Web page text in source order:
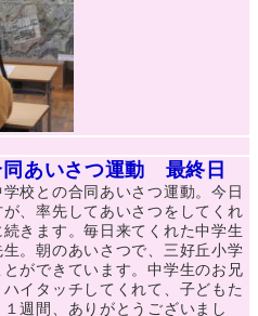
あいさつ運動 最終日
校との合同あいさつ運動。今日
、率先してあいさつをしてくれ
きます。毎日来てくれた中学生
。朝のあいさつで、三好丘小学
ができています。中学生のお兄
イタッチしてくれて、子どもた
週間、ありがとうございまし